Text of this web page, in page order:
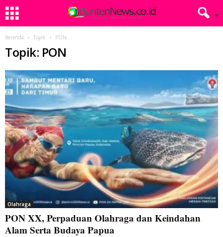
Beranda Topik PON
Topik: PON
Olahraga
PON XX, Perpaduan Olahraga dan Keindahan
Alam Serta Budaya Papua